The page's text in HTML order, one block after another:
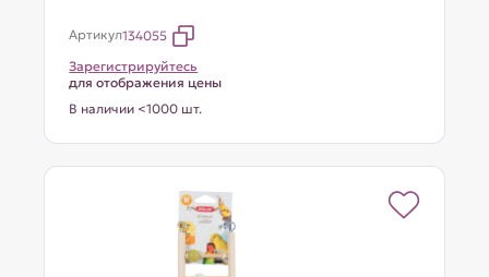
Артикул134055
Зарегистрируйтесь
для отображения цены
В наличии <1000 шт.